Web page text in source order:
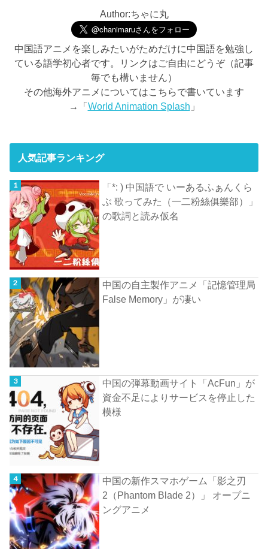
Author:ちゃに丸
中国語アニメを楽しみたいがためだけに中国語を勉強し
ている語学初心者です。リンクはご自由にどうぞ（記事
毎でも構いません）
その他海外アニメについてはこちらで書いています
→「 World Animation Splash 」
人気記事ランキング
「*: ) 中国語で いーあるふぁんくら
ぶ 歌ってみた（一二粉絲俱樂部）」
の歌詞と読み仮名
中国の自主製作アニメ「記憶管理局
False Memory」が凄い
中国の弾幕動画サイト「AcFun」が
資金不足によりサービスを停止した
模様
中国の新作スマホゲーム「影之刃
2（Phantom Blade 2）」 オープニ
ングアニメ